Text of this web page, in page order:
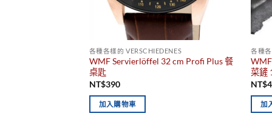
各種各樣的 VERSCHIEDENES
WMF Servierlöffel 32 cm Profi Plus 餐
桌匙
NT$390
加入購物車
各種
菜鏟
NT$
加